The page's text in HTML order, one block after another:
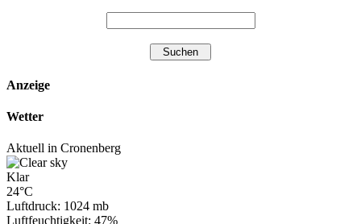
Anzeige
Wetter
Aktuell in Cronenberg
Klar
24°C
Luftdruck: 1024 mb
Luftfeuchtigkeit: 47%